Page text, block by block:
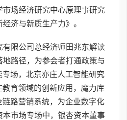
场经济研究中心原理事研究
济与新质生产力》。
有限公司总经济师田兆东解读
路径，为参会者打通政策与
场，北京亦庄人工智能研究
教育领域的创新应用，魔力库
路营销系统，为企业数字化
市场专场中，银杏资本董事